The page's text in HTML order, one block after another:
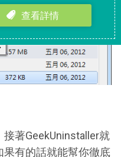
著GeekUninstaller就
有的話就能幫你徹底